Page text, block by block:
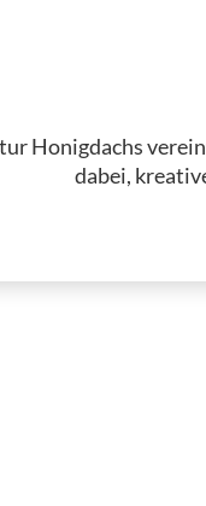
Honigdachs
dabei,